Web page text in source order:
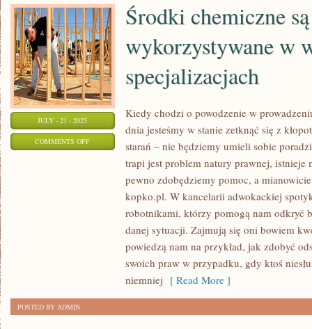
JULY - 21 - 2025
COMMENTS OFFON
WYKORZYSTYWANE
SPECJALIZACJACH
Środki chemiczne są
wykorzystywane w
specjalizacjach
Kiedy chodzi o powodzenie w
dnia jesteśmy w stanie zetknąć się z
starań – nie będziemy umieli sobie
trapi jest problem natury prawnej, istnieje
pewno zdobędziemy pomoc, a
kopko.pl. W kancelarii adwokackiej
robotnikami, którzy pomogą nam odkryć
danej sytuacji. Zajmują się oni bowiem
powiedzą nam na przykład, jak zdobyć
swoich praw w przypadku, gdy ktoś
niemniej [ Read More ]
POSTED BY ADMIN